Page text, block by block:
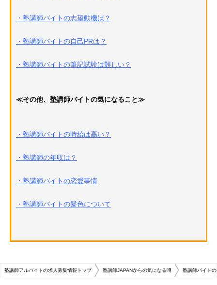
・塾講師バイトの志望動機は？
・塾講師バイトの自己PRは？
・塾講師バイトの筆記試験は難しい？
≪その他、塾講師バイトの気になること≫
・塾講師バイトの時給は高い？
・塾講師の年収は？
・塾講師バイトの恋愛事情
・塾講師バイトの髪色について
塾講師アルバイトの求人募集情報トップ 塾講師JAPANからの気になる噂 塾講師バイト